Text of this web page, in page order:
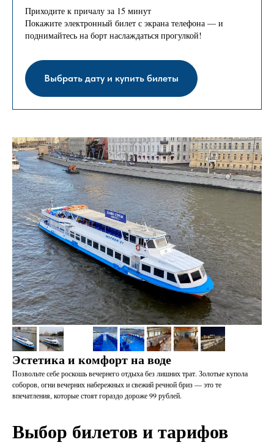
Приходите к причалу за 15 минут
Покажите электронный билет с экрана телефона — и
поднимайтесь на борт наслаждаться прогулкой!
Выбрать дату и купить билеты
Эстетика и комфорт на воде
Позвольте себе роскошь вечернего отдыха без лишних трат. Золотые купола
соборов, огни вечерних набережных и свежий речной бриз — это те
впечатления, которые стоят гораздо дороже 99 рублей.
Выбор билетов и тарифов